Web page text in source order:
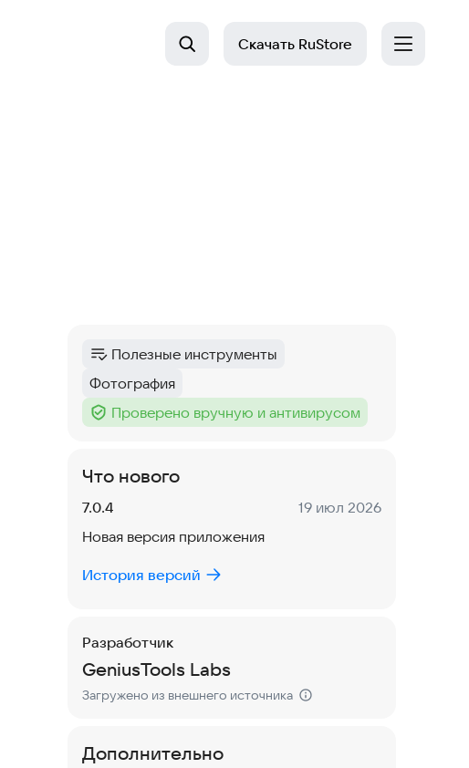
Скачать RuStore
Категория:
Полезные инструменты
Тег :
Фотография
Тег :
Проверено вручную и антивирусом
Что нового
Версия:
7.0.4 Дата:
19 июл 2026
Новая версия приложения
История версий
Разработчик
GeniusTools Labs
Загружено из внешнего источника
Дополнительно